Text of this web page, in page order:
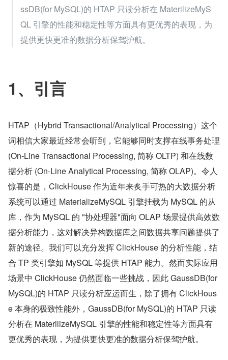
ssDB(for MySQL)的 HTAP 只读分析在 MaterilizeMyS
QL 引擎的性能和稳定性等方面具有更优秀的表现，为
提供更快更准的数据分析保驾护航。
1、引言
HTAP（Hybrid Transactional/Analytical Processing）这个
词相信大家最近经常会听到，它能够同时支撑在线事务处理
(On-Line Transactional Processing, 简称 OLTP) 和在线数
据分析 (On-Line Analytical Processing, 简称 OLAP)。令人
惊喜的是，ClickHouse 作为近年来炙手可热的大数据分析
系统可以通过 MaterializeMySQL 引擎挂载为 MySQL 的从
库，作为 MySQL 的 "协处理器"面向 OLAP 场景提供高效数
据分析能力，这对解决异构数据库之间数据共享问题提供了
新的途径。我们可以充分发挥 ClickHouse 的分析性能，结
合 TP 类引擎如 MySQL 等提供 HTAP 能力。然而实际应用
场景中 ClickHouse 仍然面临一些挑战，因此 GaussDB(for
MySQL)的 HTAP 只读分析应运而生，除了拥有 ClickHous
e 本身的极致性能外，GaussDB(for MySQL)的 HTAP 只读
分析在 MaterilizeMySQL 引擎的性能和稳定性等方面具有
更优秀的表现，为提供更快更准的数据分析保驾护航。